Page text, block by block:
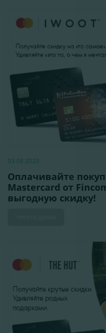
03.08.2020
Оплачивайте
Mastercard от
выгодную скидку!